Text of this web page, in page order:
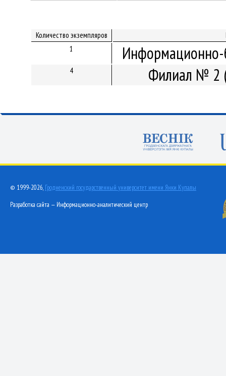
Количество экземпляров
1
Информационно-
4 Филиал № 2
© 1999-2026, Гродненский государственный университет имени Янки Купалы
Разработка сайта — Информационно-аналитический центр